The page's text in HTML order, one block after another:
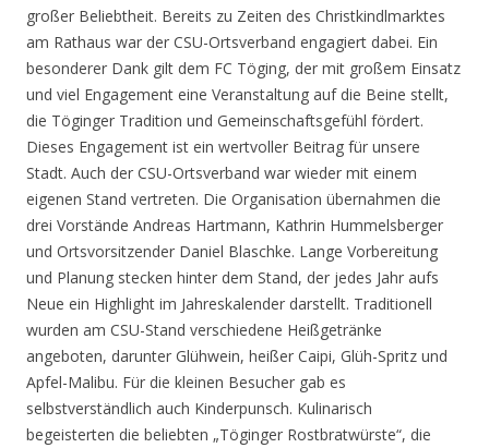
großer Beliebtheit. Bereits zu Zeiten des Christkindlmarktes
am Rathaus war der CSU-Ortsverband engagiert dabei. Ein
besonderer Dank gilt dem FC Töging, der mit großem Einsatz
und viel Engagement eine Veranstaltung auf die Beine stellt,
die Töginger Tradition und Gemeinschaftsgefühl fördert.
Dieses Engagement ist ein wertvoller Beitrag für unsere
Stadt. Auch der CSU-Ortsverband war wieder mit einem
eigenen Stand vertreten. Die Organisation übernahmen die
drei Vorstände Andreas Hartmann, Kathrin Hummelsberger
und Ortsvorsitzender Daniel Blaschke. Lange Vorbereitung
und Planung stecken hinter dem Stand, der jedes Jahr aufs
Neue ein Highlight im Jahreskalender darstellt. Traditionell
wurden am CSU-Stand verschiedene Heißgetränke
angeboten, darunter Glühwein, heißer Caipi, Glüh-Spritz und
Apfel-Malibu. Für die kleinen Besucher gab es
selbstverständlich auch Kinderpunsch. Kulinarisch
begeisterten die beliebten „Töginger Rostbratwürste“, die